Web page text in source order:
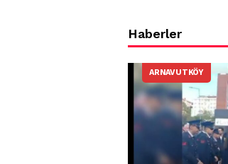
Haberler
ARNAVUTKÖY